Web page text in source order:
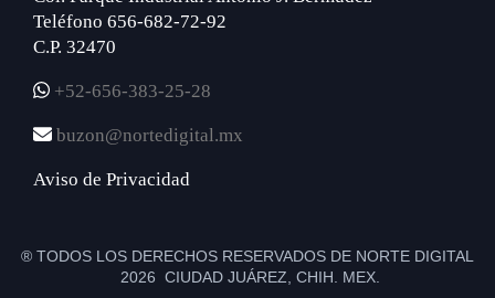
Teléfono 656-682-72-92
C.P. 32470
+52-656-383-25-28
buzon@nortedigital.mx
Aviso de Privacidad
® TODOS LOS DERECHOS RESERVADOS DE NORTE DIGITAL
2026 CIUDAD JUÁREZ, CHIH. MEX.